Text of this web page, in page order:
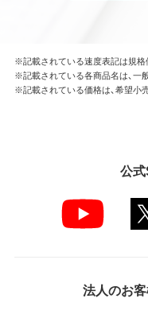
※記載されている速度表記は規格
※記載されている各商品名は、一
※記載されている価格は、希望小
公
法人のお